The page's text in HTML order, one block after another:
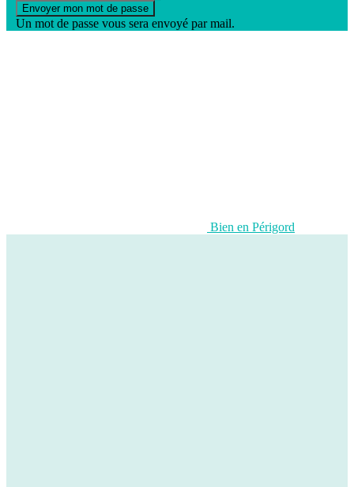
Un mot de passe vous sera envoyé par mail.
Bien en Périgord